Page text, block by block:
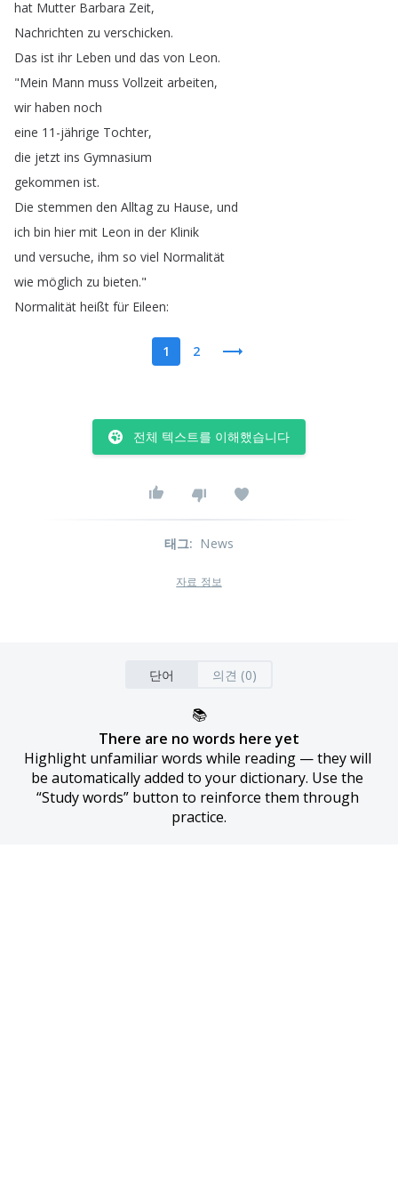
hat Mutter Barbara Zeit,
Nachrichten zu verschicken.
Das ist ihr Leben und das von Leon.
"Mein Mann muss Vollzeit arbeiten,
wir haben noch
eine 11-jährige Tochter,
die jetzt ins Gymnasium
gekommen ist.
Die stemmen den Alltag zu Hause, und
ich bin hier mit Leon in der Klinik
und versuche, ihm so viel Normalität
wie möglich zu bieten."
Normalität heißt für Eileen:
1 2
전체 텍스트를 이해했습니다
태그: News
자료 정보
단어 의견 (0)
📚
There are no words here yet
Highlight unfamiliar words while reading — they will
be automatically added to your dictionary. Use the
“Study words” button to reinforce them through
practice.